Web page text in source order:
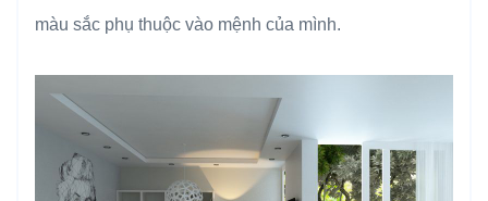
màu sắc phụ thuộc vào mệnh của mình.